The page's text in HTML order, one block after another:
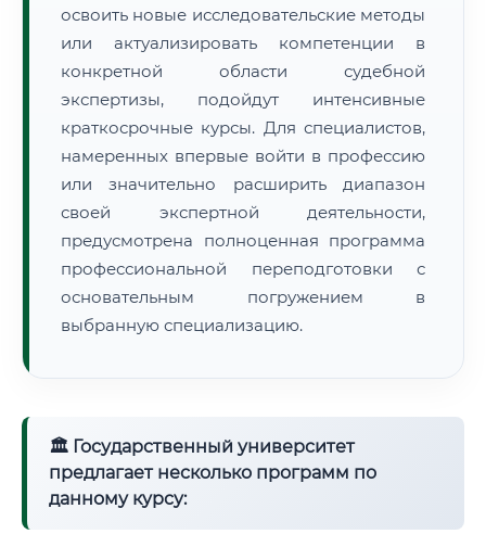
освоить новые исследовательские методы
или актуализировать компетенции в
конкретной области судебной
экспертизы, подойдут интенсивные
краткосрочные курсы. Для специалистов,
намеренных впервые войти в профессию
или значительно расширить диапазон
своей экспертной деятельности,
предусмотрена полноценная программа
профессиональной переподготовки с
основательным погружением в
выбранную специализацию.
🏛 Государственный университет
предлагает несколько программ по
данному курсу: